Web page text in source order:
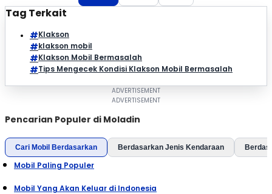
Tag Terkait
Klakson
klakson mobil
Klakson Mobil Bermasalah
Tips Mengecek Kondisi Klakson Mobil Bermasalah
Pencarian Populer di Moladin
Cari Mobil Berdasarkan Berdasarkan Jenis Kendaraan
Mobil Paling Populer
Mobil Yang Akan Keluar di Indonesia